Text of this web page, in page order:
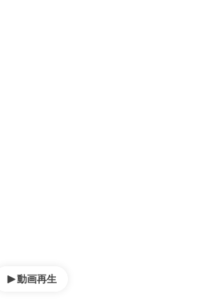
動画再生